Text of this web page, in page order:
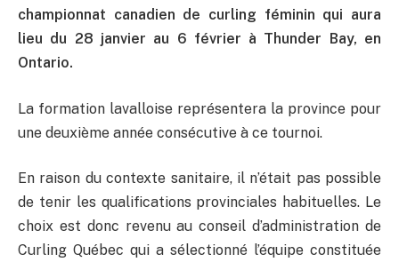
championnat canadien de curling féminin qui aura
lieu du 28 janvier au 6 février à Thunder Bay, en
Ontario.
La formation lavalloise représentera la province pour
une deuxième année consécutive à ce tournoi.
En raison du contexte sanitaire, il n’était pas possible
de tenir les qualifications provinciales habituelles. Le
choix est donc revenu au conseil d’administration de
Curling Québec qui a sélectionné l’équipe constituée